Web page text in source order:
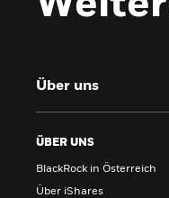
Über uns
ÜBER UNS
BlackRock in Österreich
Über iShares